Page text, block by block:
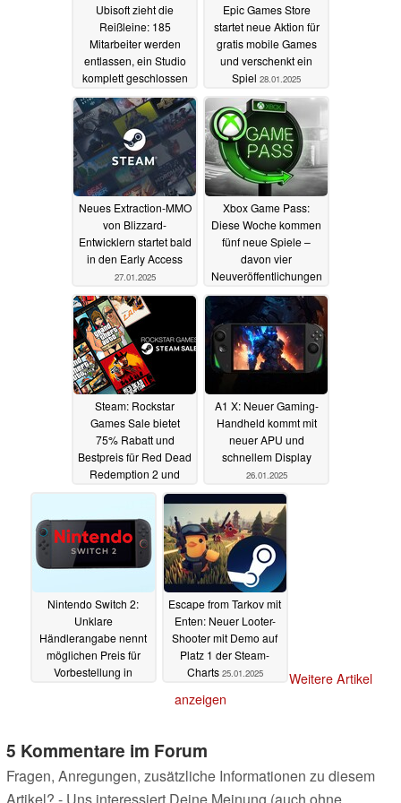
Ubisoft zieht die
Reißleine: 185
Mitarbeiter werden
entlassen, ein Studio
komplett geschlossen
28.01.2025
Epic Games Store
startet neue Aktion für
gratis mobile Games
und verschenkt ein
Spiel 28.01.2025
Neues Extraction-MMO
von Blizzard-
Entwicklern startet bald
in den Early Access
27.01.2025
Xbox Game Pass:
Diese Woche kommen
fünf neue Spiele –
davon vier
Neuveröffentlichungen
27.01.2025
Steam: Rockstar
Games Sale bietet
75% Rabatt und
Bestpreis für Red Dead
Redemption 2 und
mehr26.01.2025
A1 X: Neuer Gaming-
Handheld kommt mit
neuer APU und
schnellem Display
26.01.2025
Nintendo Switch 2:
Unklare
Händlerangabe nennt
möglichen Preis für
Vorbestellung in
Escape from Tarkov mit
Enten: Neuer Looter-
Shooter mit Demo auf
Platz 1 der Steam-
Charts 25.01.2025
Weitere Artikel
anzeigen
5 Kommentare im Forum
Fragen, Anregungen, zusätzliche Informationen zu diesem